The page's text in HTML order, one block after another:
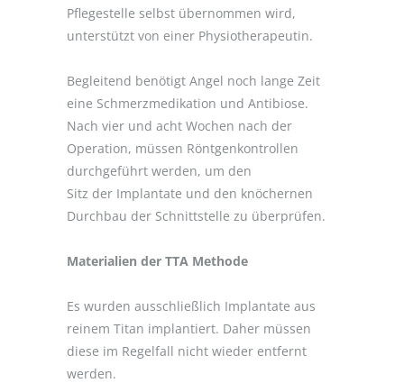
Pflegestelle selbst übernommen wird,
unterstützt von einer Physiotherapeutin.
Begleitend benötigt Angel noch lange Zeit
eine Schmerzmedikation und Antibiose.
Nach vier und acht Wochen nach der
Operation, müssen Röntgenkontrollen
durchgeführt werden, um den
Sitz der Implantate und den knöchernen
Durchbau der Schnittstelle zu überprüfen.
Materialien der TTA Methode
Es wurden ausschließlich Implantate aus
reinem Titan implantiert. Daher müssen
diese im Regelfall nicht wieder entfernt
werden.